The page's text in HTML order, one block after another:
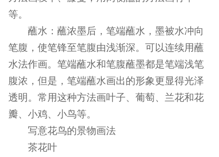
等。
蘸水：蘸浓墨后，笔端蘸水，墨被水冲向
笔腹，使笔锋至笔腹由浅渐深。可以连续用蘸
水法作画。笔端蘸水和笔腹蘸墨都是笔端浅笔
腹浓，但是，笔端蘸水画出的形象更显得光泽
透明。常用这种方法画叶子、葡萄、兰花和花
瓣、小鸡、小鸟等。
写意花鸟的景物画法
茶花叶